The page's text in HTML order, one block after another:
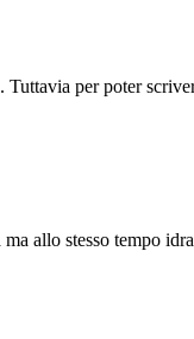
per poter
allo stesso tempo